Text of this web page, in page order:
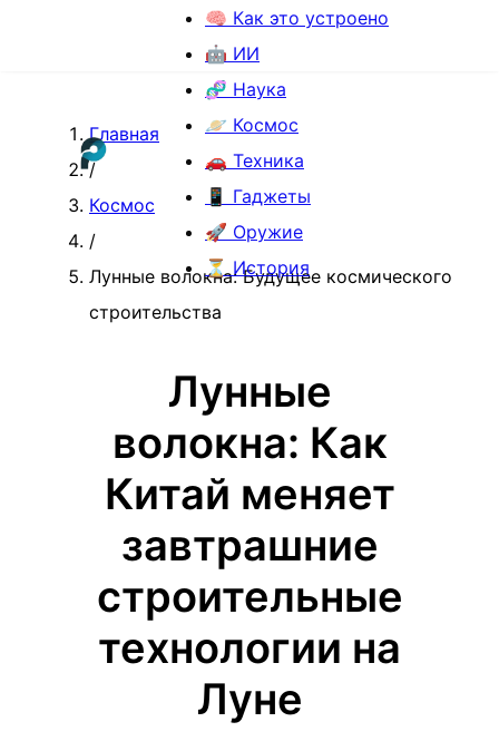
🧠 Как это устроено
🤖 ИИ
🧬 Наука
🪐 Космос
🚗 Техника
📱 Гаджеты
🚀 Оружие
⏳ История
Главная
/
Космос
/
Лунные волокна: Будущее космического
строительства
Лунные
волокна: Как
Китай меняет
завтрашние
строительные
технологии на
Луне